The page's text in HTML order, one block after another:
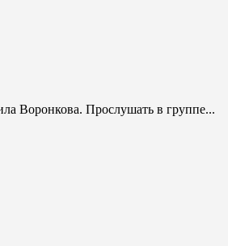
Воронкова. Прослушать в группе...